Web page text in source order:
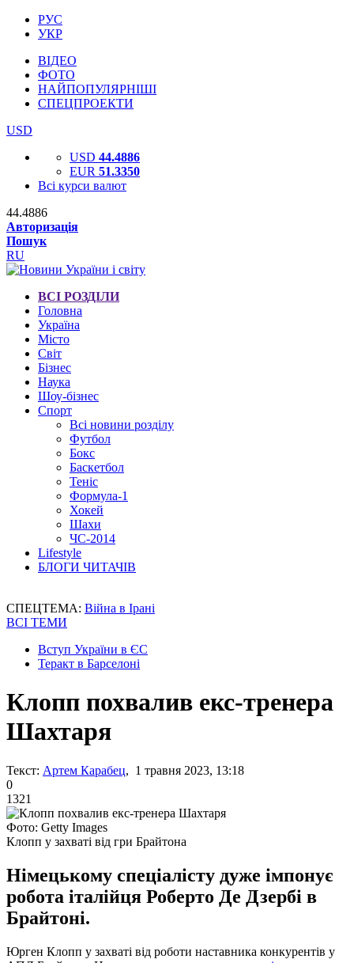
РУС
УКР
ВІДЕО
ФОТО
НАЙПОПУЛЯРНІШІ
СПЕЦПРОЕКТИ
USD
USD 44.4886
EUR 51.3350
Всі курси валют
44.4886
Авторизація
Пошук
RU
ВСІ РОЗДІЛИ
Головна
Україна
Місто
Світ
Бізнес
Наука
Шоу-бізнес
Спорт
Всі новини розділу
Футбол
Бокс
Баскетбол
Теніс
Формула-1
Хокей
Шахи
ЧС-2014
Lifestyle
БЛОГИ ЧИТАЧІВ
СПЕЦТЕМА: Війна в Ірані
ВСІ ТЕМИ
Вступ України в ЄС
Теракт в Барселоні
Клопп похвалив екс-тренера
Шахтаря
Текст: Артем Карабец, 1 травня 2023, 13:18
0
1321
Фото: Getty Images
Клопп у захваті від гри Брайтона
Німецькому спеціалісту дуже імпонує
робота італійця Роберто Де Дзербі в
Брайтоні.
Юрген Клопп у захваті від роботи наставника конкурентів у